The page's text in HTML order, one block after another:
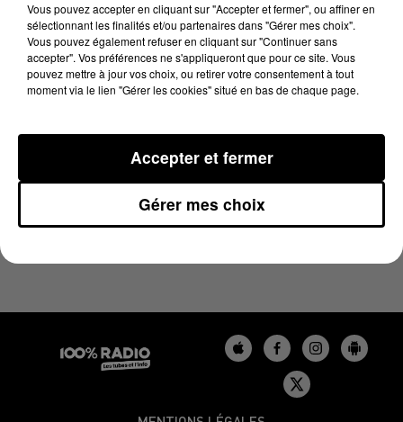
24 mai 2024 - 1 min 14 sec
L'AGENDA DU LOT DU 24/05/2024 À 07H51
Vous pouvez accepter en cliquant sur "Accepter et fermer", ou affiner en
sélectionnant les finalités et/ou partenaires dans "Gérer mes choix".
Vous pouvez également refuser en cliquant sur "Continuer sans
accepter". Vos préférences ne s'appliqueront que pour ce site. Vous
pouvez mettre à jour vos choix, ou retirer votre consentement à tout
moment via le lien "Gérer les cookies" situé en bas de chaque page.
Gérer mes choix
Accepter et fermer